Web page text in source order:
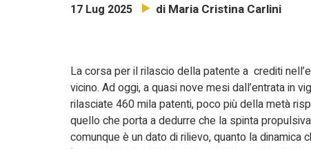
17 Lug 2025 di Maria Cristina Carlini
La corsa per il rilascio della patente a crediti
vicino. Ad oggi, a quasi nove mesi dall’entrata in
rilasciate 460 mila patenti, poco più della metà
quello che porta a dedurre che la spinta
comunque è un dato di rilievo, quanto la